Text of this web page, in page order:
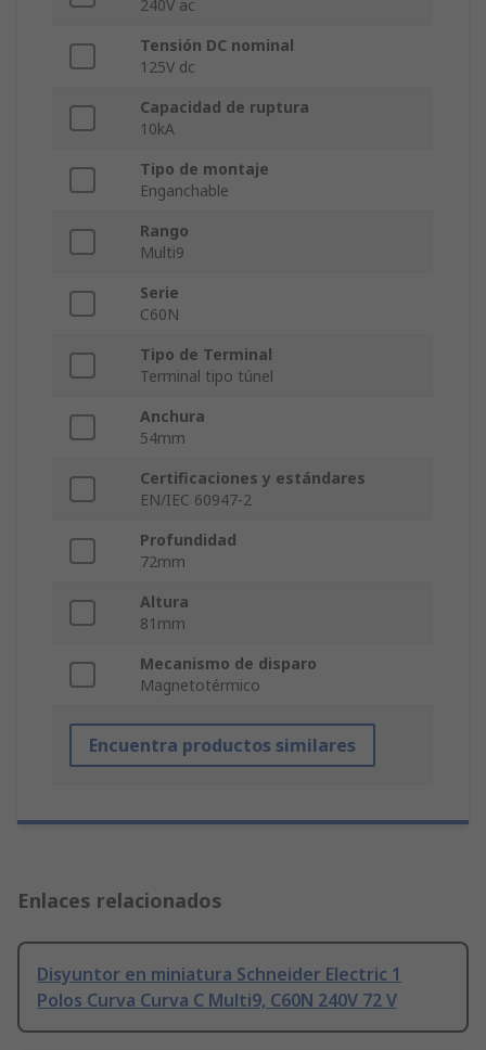
240V ac
Tensión DC nominal
125V dc
Capacidad de ruptura
10kA
Tipo de montaje
Enganchable
Rango
Multi9
Serie
C60N
Tipo de Terminal
Terminal tipo túnel
Anchura
54mm
Certificaciones y estándares
EN/IEC 60947-2
Profundidad
72mm
Altura
81mm
Mecanismo de disparo
Magnetotérmico
Encuentra productos similares
Enlaces relacionados
Disyuntor en miniatura Schneider Electric 1
Polos Curva Curva C Multi9, C60N 240V 72 V